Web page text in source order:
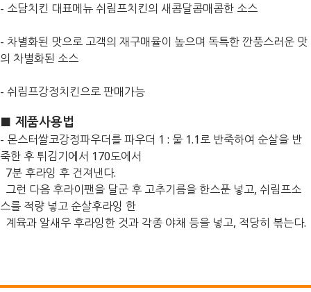
- 소담치킨 대표메뉴 쉬림프치킨의 새콤달콤매콤한 소스
- 차별화된 맛으로 고객의 재구매율이 높으며 독특한 깐풍스러운 맛
의 차별화된 소스
- 쉬림프강정치킨으로 판매가능
■ 제품사용법
- 몬스터쌀코강정파우더를 파우더 1 : 물 1.1로 반죽하여 순살을 반
죽한 후 튀김기에서 170도에서
7분 후라잉 후 건져낸다.
그런 다음 후라이팬을 달군 후 고추기름을 한스푼 넣고, 쉬림프소
스를 적량 넣고 순살후라잉 한
계육과 알새우 후라잉한 것과 각종 야채 등을 넣고, 적당히 볶는다.